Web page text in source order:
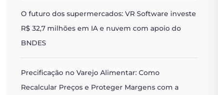
O futuro dos supermercados: VR Software investe
R$ 32,7 milhões em IA e nuvem com apoio do
BNDES
Precificação no Varejo Alimentar: Como
Recalcular Preços e Proteger Margens com a